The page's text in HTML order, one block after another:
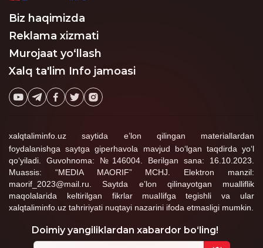
Biz haqimizda
Reklama xizmati
Murojaat yo‘llash
Xalq ta'lim Info jamoasi
xalqtaliminfo.uz saytida e’lon qilingan materiallardan
foydalanishga saytga giperhavola mavjud bo‘lgan taqdirda yo‘l
qo‘yiladi. Guvohnoma: №146004. Berilgan sana: 16.10.2023.
Muassis: “MEDIA MAORIF” MCHJ. Elektron manzil:
maorif_2023@mail.ru. Saytda e’lon qilinayotgan mualliflik
maqolalarida keltirilgan fikrlar muallifga tegishli va ular
xalqtaliminfo.uz tahririyati nuqtayi nazarini ifoda etmasligi mumkin.
Doimiy yangiliklardan xabardor bo‘ling!